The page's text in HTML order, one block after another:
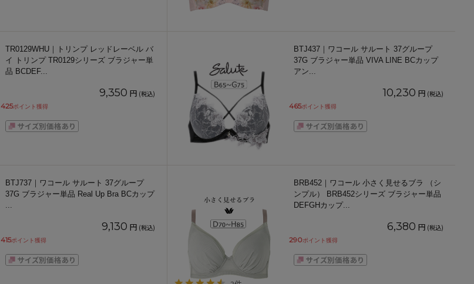
TR0129WHU｜トリンプ レッドレーベル バ
イ トリンプ TR0129シリーズ ブラジャー単
品 BCDEF...
9,350 円 (税込)
425ポイント獲得
BTJ437｜ワコール サルート 37グループ
37G ブラジャー単品 VIVA LINE BCカップ
アン...
10,230 円 (税込)
465ポイント獲得
BTJ737｜ワコール サルート 37グループ
37G ブラジャー単品 Real Up Bra BCカップ
...
9,130 円 (税込)
415ポイント獲得
BRB452｜ワコール 小さく見せるブラ （シ
ンプル） BRB452シリーズ ブラジャー単品
DEFGHカップ...
6,380 円 (税込)
290ポイント獲得